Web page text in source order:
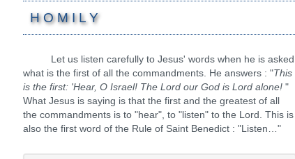
H O M I L Y
Let us listen carefully to Jesus' words when he is asked
what is the first of all the commandments. He answers : "This
is the first: 'Hear, O Israel! The Lord our God is Lord alone!"
What Jesus is saying is that the first and the greatest of all
the commandments is to "hear", to "listen" to the Lord. This is
also the first word of the Rule of Saint Benedict : "Listen…"